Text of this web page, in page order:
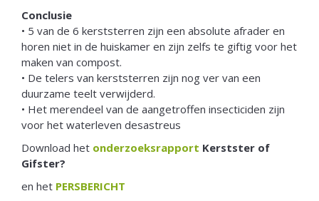
Conclusie
• 5 van de 6 kerststerren zijn een absolute afrader en
horen niet in de huiskamer en zijn zelfs te giftig voor het
maken van compost.
• De telers van kerststerren zijn nog ver van een
duurzame teelt verwijderd.
• Het merendeel van de aangetroffen insecticiden zijn
voor het waterleven desastreus
Download het onderzoeksrapport Kerstster of
Gifster?
en het PERSBERICHT